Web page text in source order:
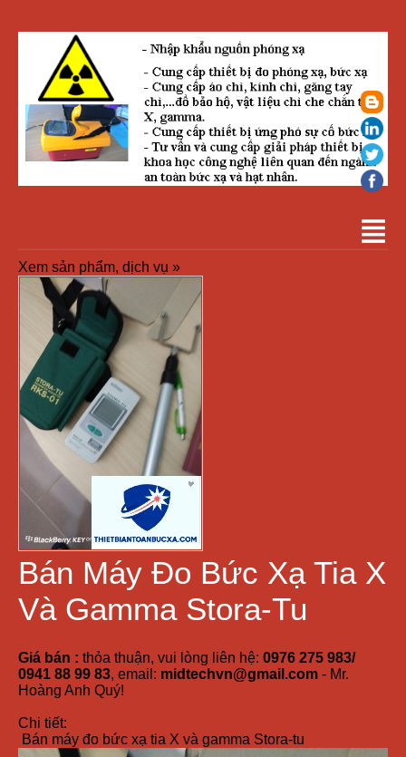
Xem sản phẩm, dịch vụ »
Bán Máy Đo Bức Xạ Tia X
Và Gamma Stora-Tu
Giá bán : thỏa thuận, vui lòng liên hệ: 0976 275 983/
0941 88 99 83, email: midtechvn@gmail.com - Mr.
Hoàng Anh Quý!
Chi tiết:
Bán máy đo bức xạ tia X và gamma Stora-tu